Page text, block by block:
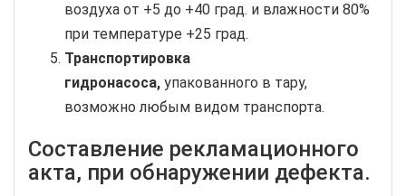
воздуха от +5 до +40 град. и влажности 80%
при температуре +25 град.
Транспортировка
гидронасоса, упакованного в тару,
возможно любым видом транспорта.
Составление рекламационного
акта, при обнаружении дефекта.